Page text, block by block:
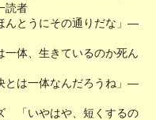
読者
とうにその通りだな」―
体、生きているのか死ん
は一体なんだろうね」―
「いやはや、短くするの